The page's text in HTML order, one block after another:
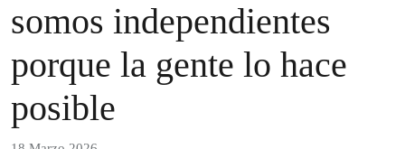
somos independientes
porque la gente lo hace
posible